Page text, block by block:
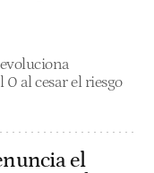
al cesar el riesgo
el